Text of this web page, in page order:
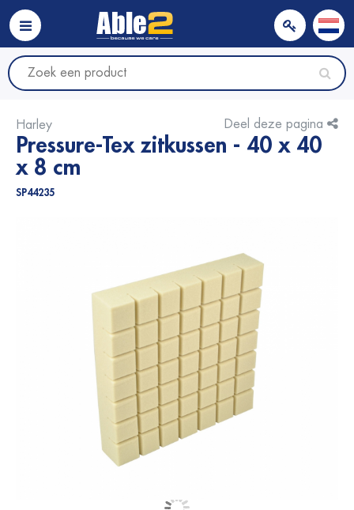
Deel deze pagina
Harley
Pressure-Tex zitkussen - 40 x 40
x 8 cm
SP44235